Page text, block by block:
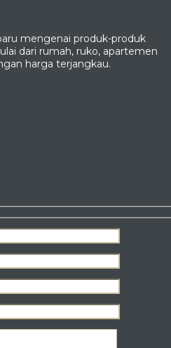
mengenai produk-produk
dari rumah, ruko, apartemen
harga terjangkau.